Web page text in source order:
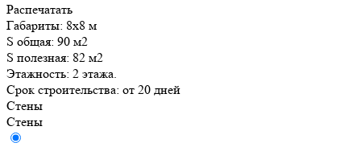
Распечатать
Габариты: 8x8 м
S общая: 90 м2
S полезная: 82 м2
Этажность: 2 этажа.
Срок строительства: от 20 дней
Стены
Стены